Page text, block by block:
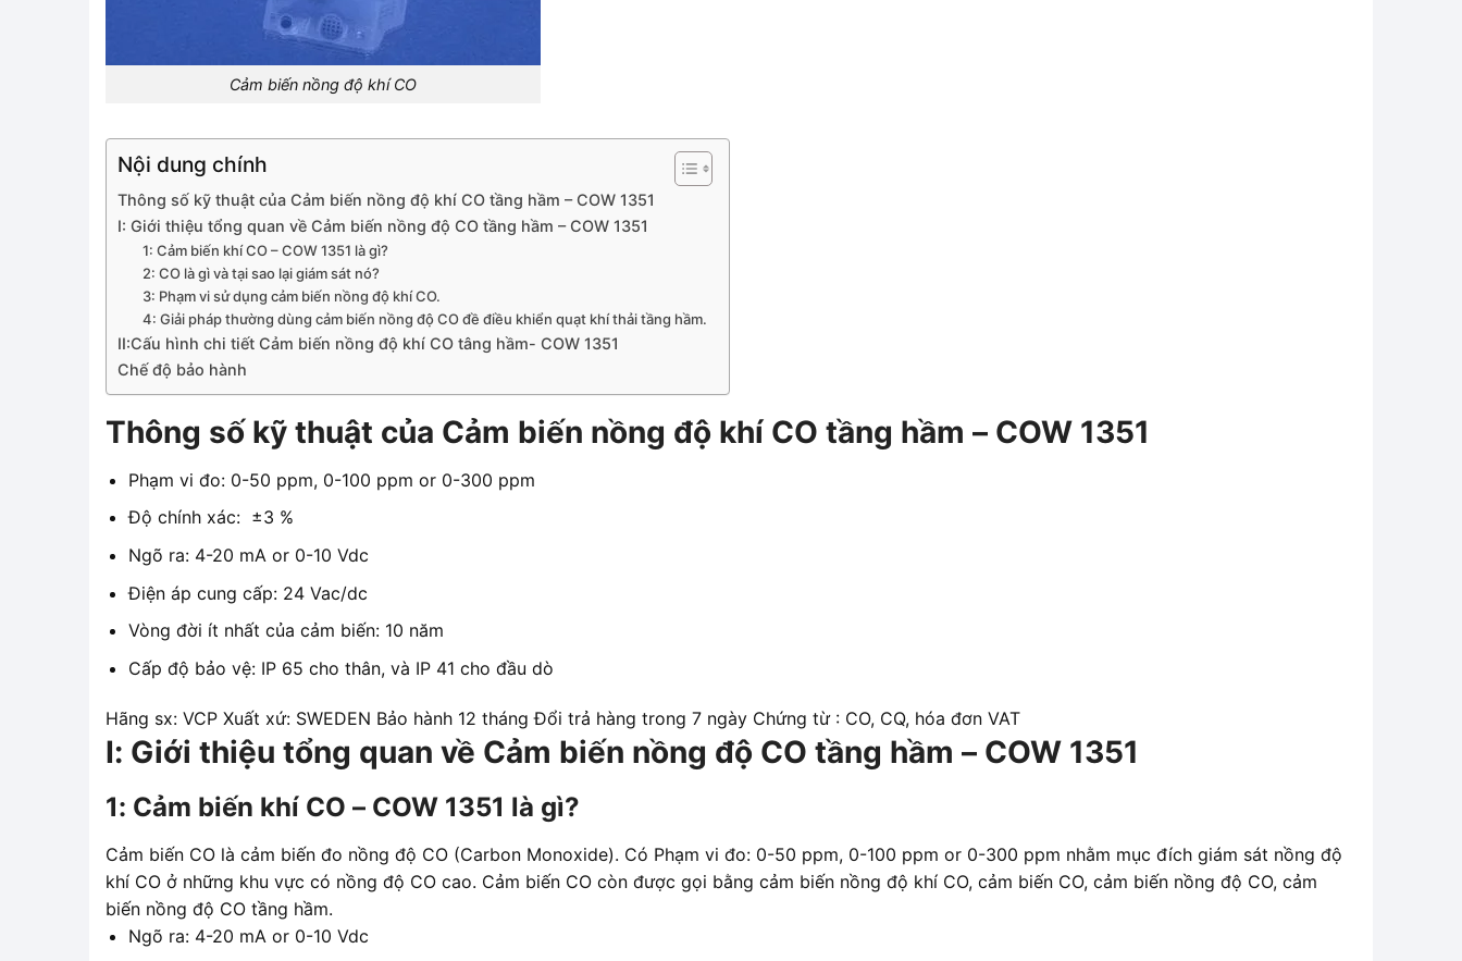
Cảm biến nồng độ khí CO
Nội dung chính
Thông số kỹ thuật của Cảm biến nồng độ khí CO tầng hầm – COW 1351
I: Giới thiệu tổng quan về Cảm biến nồng độ CO tầng hầm – COW 1351
1: Cảm biến khí CO – COW 1351 là gì?
2: CO là gì và tại sao lại giám sát nó?
3: Phạm vi sử dụng cảm biến nồng độ khí CO.
4: Giải pháp thường dùng cảm biến nồng độ CO đề điều khiển quạt khí thải tầng hầm.
II:Cấu hình chi tiết Cảm biến nồng độ khí CO tâng hầm- COW 1351
Chế độ bảo hành
Thông số kỹ thuật của Cảm biến nồng độ khí CO tầng hầm – COW 1351
Phạm vi đo: 0-50 ppm, 0-100 ppm or 0-300 ppm
Độ chính xác: ±3 %
Ngõ ra: 4-20 mA or 0-10 Vdc
Điện áp cung cấp: 24 Vac/dc
Vòng đời ít nhất của cảm biến: 10 năm
Cấp độ bảo vệ: IP 65 cho thân, và IP 41 cho đầu dò
Hãng sx: VCP Xuất xứ: SWEDEN Bảo hành 12 tháng Đổi trả hàng trong 7 ngày Chứng từ : CO, CQ, hóa đơn VAT
I: Giới thiệu tổng quan về Cảm biến nồng độ CO tầng hầm – COW 1351
1: Cảm biến khí CO – COW 1351 là gì?
Cảm biến CO là cảm biến đo nồng độ CO (Carbon Monoxide). Có Phạm vi đo: 0-50 ppm, 0-100 ppm or 0-300 ppm nhằm mục đích giám sát nồng độ
khí CO ở những khu vực có nồng độ CO cao. Cảm biến CO còn được gọi bằng cảm biến nồng độ khí CO, cảm biến CO, cảm biến nồng độ CO, cảm
biến nồng độ CO tầng hầm.
Ngõ ra: 4-20 mA or 0-10 Vdc